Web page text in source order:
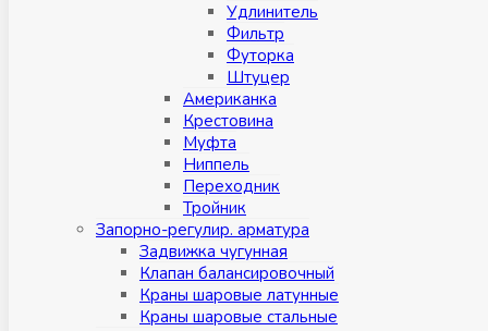
Удлинитель
Фильтр
Футорка
Штуцер
Американка
Крестовина
Муфта
Ниппель
Переходник
Тройник
Запорно-регулир. арматура
Задвижка чугунная
Клапан балансировочный
Краны шаровые латунные
Краны шаровые стальные